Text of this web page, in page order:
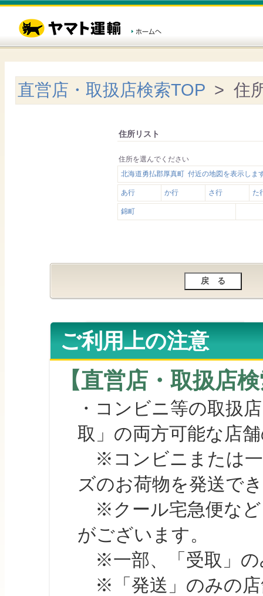
直営店・取扱店検索TOP > 住
住所リスト
住所を選んでください
北海道勇払郡厚真町 付近の地図を表示しま
あ行 か行 さ行 た
錦町
ご利用上の注意
【直営店・取扱店
・コンビニ等の取扱
取」の両方可能な店
※コンビニまたは一
ズのお荷物を発送で
※クール宅急便など
がございます。
※一部、「受取」の
※「発送」のみの店